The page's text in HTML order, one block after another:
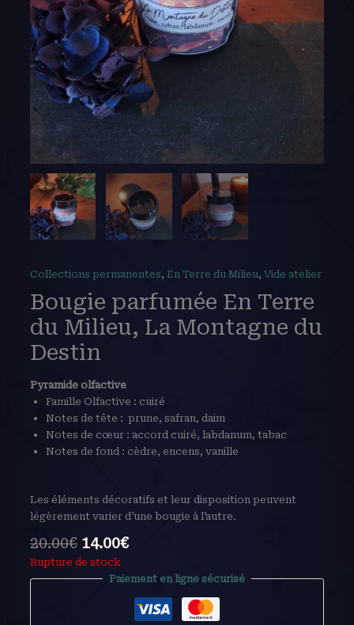
Collections permanentes, En Terre du Milieu, Vide atelier
Bougie parfumée En Terre
du Milieu, La Montagne du
Destin
Pyramide olfactive
Famille Olfactive : cuiré
Notes de tête : prune, safran, daim
Notes de cœur : accord cuiré, labdanum, tabac
Notes de fond : cèdre, encens, vanille
Les éléments décoratifs et leur disposition peuvent
légèrement varier d’une bougie à l’autre.
20.00€ 14.00€
Rupture de stock
Paiement en ligne sécurisé